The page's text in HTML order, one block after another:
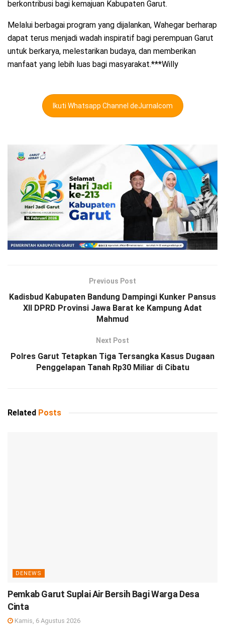
berkontribusi bagi kemajuan Kabupaten Garut.
Melalui berbagai program yang dijalankan, Wahegar berharap
dapat terus menjadi wadah inspiratif bagi perempuan Garut
untuk berkarya, melestarikan budaya, dan memberikan
manfaat yang lebih luas bagi masyarakat.***Willy
Ikuti Whatsapp Channel deJurnalcom
Previous Post
Kadisbud Kabupaten Bandung Dampingi Kunker Pansus
XII DPRD Provinsi Jawa Barat ke Kampung Adat
Mahmud
Next Post
Polres Garut Tetapkan Tiga Tersangka Kasus Dugaan
Penggelapan Tanah Rp30 Miliar di Cibatu
Related Posts
DENEWS
Pemkab Garut Suplai Air Bersih Bagi Warga Desa
Cinta
Kamis, 6 Agustus 2026